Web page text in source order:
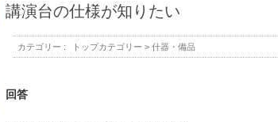
講演台の仕様が知りたい
カテゴリー : トップカテゴリー > 什器・備品
回答